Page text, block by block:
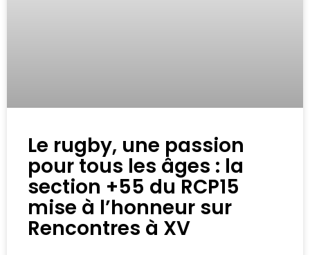
Le rugby, une passion
pour tous les âges : la
section +55 du RCP15
mise à l’honneur sur
Rencontres à XV